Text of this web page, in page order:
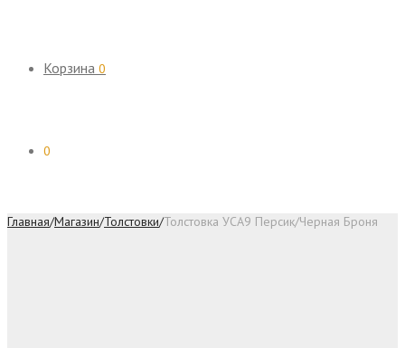
Корзина 0
0
Главная/Магазин/Толстовки/Толстовка УСА9 Персик/Черная Броня